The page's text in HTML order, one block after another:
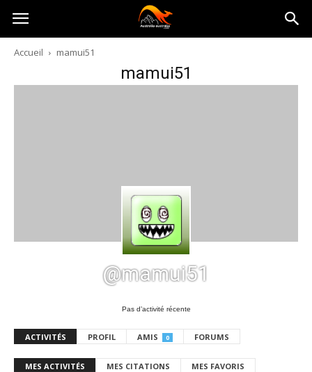
Australia-
australie.com
Accueil mamui51
mamui51
@mamui51
Pas d’activité récente
ACTIVITÉS PROFIL AMIS 0 FORUMS
MES ACTIVITÉS MES CITATIONS MES FAVORIS